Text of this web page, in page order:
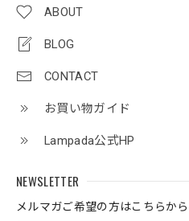
ABOUT
BLOG
CONTACT
お買い物ガイド
Lampada公式HP
NEWSLETTER
メルマガご希望の方はこちらから